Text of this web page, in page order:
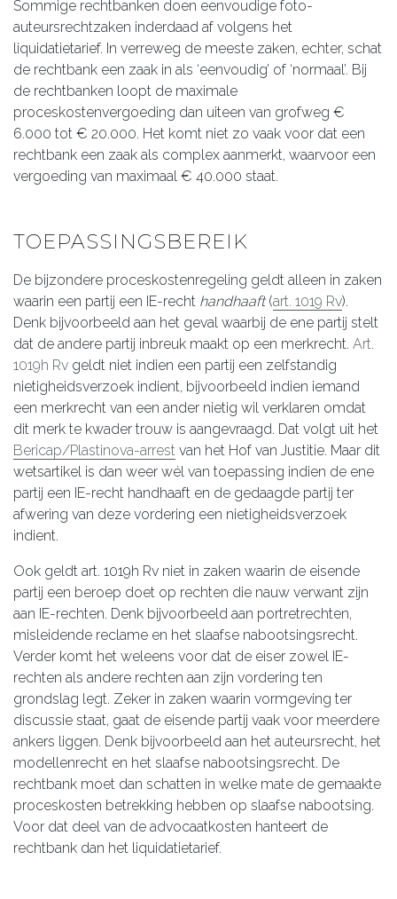
Sommige rechtbanken doen eenvoudige foto-
auteursrechtzaken inderdaad af volgens het
liquidatietarief. In verreweg de meeste zaken, echter, schat
de rechtbank een zaak in als ‘eenvoudig’ of ‘normaal’. Bij
de rechtbanken loopt de maximale
proceskostenvergoeding dan uiteen van grofweg €
6.000 tot € 20.000. Het komt niet zo vaak voor dat een
rechtbank een zaak als complex aanmerkt, waarvoor een
vergoeding van maximaal € 40.000 staat.
TOEPASSINGSBEREIK
De bijzondere proceskostenregeling geldt alleen in zaken
waarin een partij een IE-recht handhaaft(art. 1019 Rv).
Denk bijvoorbeeld aan het geval waarbij de ene partij stelt
dat de andere partij inbreuk maakt op een merkrecht. Art.
1019h Rv geldt niet indien een partij een zelfstandig
nietigheidsverzoek indient, bijvoorbeeld indien iemand
een merkrecht van een ander nietig wil verklaren omdat
dit merk te kwader trouw is aangevraagd. Dat volgt uit het
Bericap/Plastinova-arrest van het Hof van Justitie. Maar dit
wetsartikel is dan weer wél van toepassing indien de ene
partij een IE-recht handhaaft en de gedaagde partij ter
afwering van deze vordering een nietigheidsverzoek
indient.
Ook geldt art. 1019h Rv niet in zaken waarin de eisende
partij een beroep doet op rechten die nauw verwant zijn
aan IE-rechten. Denk bijvoorbeeld aan portretrechten,
misleidende reclame en het slaafse nabootsingsrecht.
Verder komt het weleens voor dat de eiser zowel IE-
rechten als andere rechten aan zijn vordering ten
grondslag legt. Zeker in zaken waarin vormgeving ter
discussie staat, gaat de eisende partij vaak voor meerdere
ankers liggen. Denk bijvoorbeeld aan het auteursrecht, het
modellenrecht en het slaafse nabootsingsrecht. De
rechtbank moet dan schatten in welke mate de gemaakte
proceskosten betrekking hebben op slaafse nabootsing.
Voor dat deel van de advocaatkosten hanteert de
rechtbank dan het liquidatietarief.